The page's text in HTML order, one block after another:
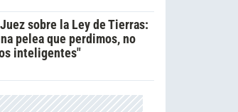
sobre la Ley de Tierras:
pelea que perdimos, no
inteligentes"